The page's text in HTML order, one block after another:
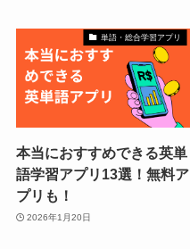
単語・総合学習アプリ
本当におすすめできる英単
語学習アプリ13選！無料ア
プリも！
2026年1月20日